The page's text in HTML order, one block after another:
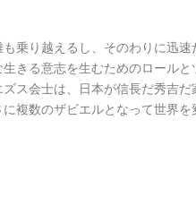
も乗り越えるし、そのわりに迅
生きる意志を生むためのロール
ズス会士は、日本が信長だ秀吉
複数のザビエルとなって世界を